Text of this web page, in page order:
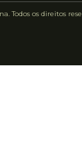
Todos os direitos